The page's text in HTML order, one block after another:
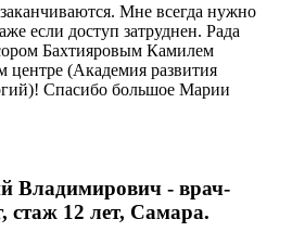
Мне всегда нужно
если доступ затруднен. Рада
Бахтияровым Камилем
центре (Академия развития
Спасибо большое Марии
Владимирович - врач-
стаж 12 лет, Самара.